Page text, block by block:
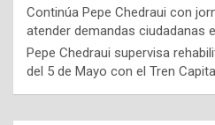
Continúa Pepe Chedraui con
atender demandas ciudadanas
Pepe Chedraui supervisa
del 5 de Mayo con el Tren